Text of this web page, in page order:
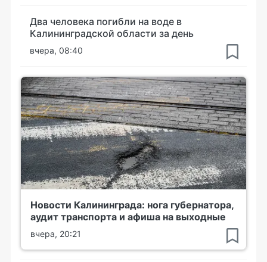
Два человека погибли на воде в
Калининградской области за день
вчера, 08:40
Новости Калининграда: нога губернатора,
аудит транспорта и афиша на выходные
вчера, 20:21